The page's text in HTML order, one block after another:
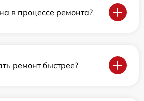
в процессе ремонта?
ремонт быстрее?